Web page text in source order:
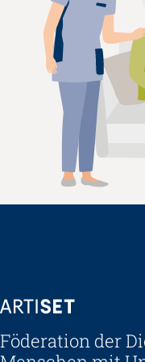
ARTISET
Föderation der